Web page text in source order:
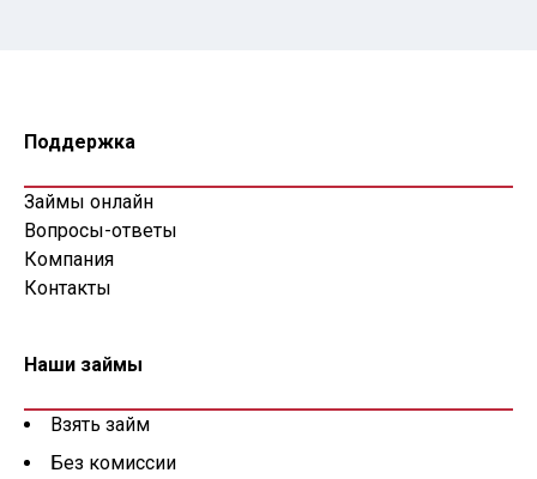
Поддержка
Займы онлайн
Вопросы-ответы
Компания
Контакты
Наши займы
Взять займ
Без комиссии